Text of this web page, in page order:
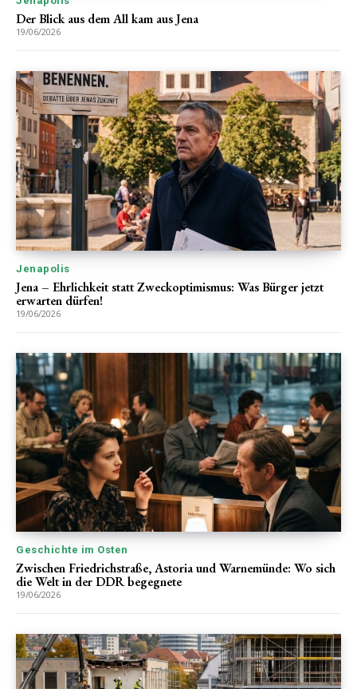
Der Blick aus dem All kam aus Jena
19/06/2026
Jenapolis
Jena – Ehrlichkeit statt Zweckoptimismus: Was Bürger jetzt
erwarten dürfen!
19/06/2026
Geschichte im Osten
Zwischen Friedrichstraße, Astoria und Warnemünde: Wo sich
die Welt in der DDR begegnete
19/06/2026